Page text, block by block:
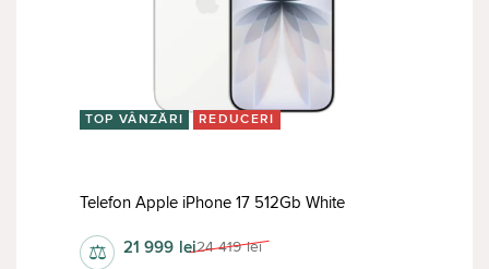
TOP VÂNZĂRI REDUCERI
Telefon Apple iPhone 17 512Gb White
24 419 lei
21 999 lei
⚖